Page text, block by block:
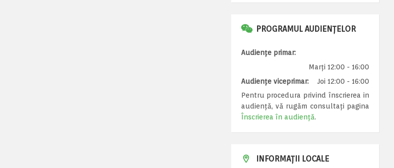
PROGRAMUL AUDIENȚELOR
Audiențe primar:
Marți 12:00 - 16:00
Audiențe viceprimar:
Joi 12:00 - 16:00
Pentru procedura privind înscrierea in
audiență, vă rugăm consultați pagina
Înscrierea în audiență.
INFORMAȚII LOCALE